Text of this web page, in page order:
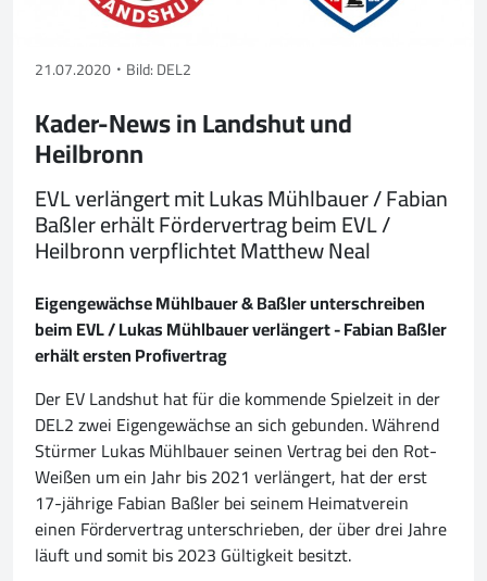
21.07.2020 Bild: DEL2
Kader-News in Landshut und
Heilbronn
EVL verlängert mit Lukas Mühlbauer / Fabian
Baßler erhält Fördervertrag beim EVL /
Heilbronn verpflichtet Matthew Neal
Eigengewächse Mühlbauer & Baßler unterschreiben
beim EVL / Lukas Mühlbauer verlängert - Fabian Baßler
erhält ersten Profivertrag
Der EV Landshut hat für die kommende Spielzeit in der
DEL2 zwei Eigengewächse an sich gebunden. Während
Stürmer Lukas Mühlbauer seinen Vertrag bei den Rot-
Weißen um ein Jahr bis 2021 verlängert, hat der erst
17-jährige Fabian Baßler bei seinem Heimatverein
einen Fördervertrag unterschrieben, der über drei Jahre
läuft und somit bis 2023 Gültigkeit besitzt.